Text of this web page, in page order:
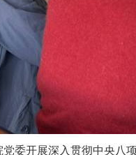
党委开展深入贯彻中央八